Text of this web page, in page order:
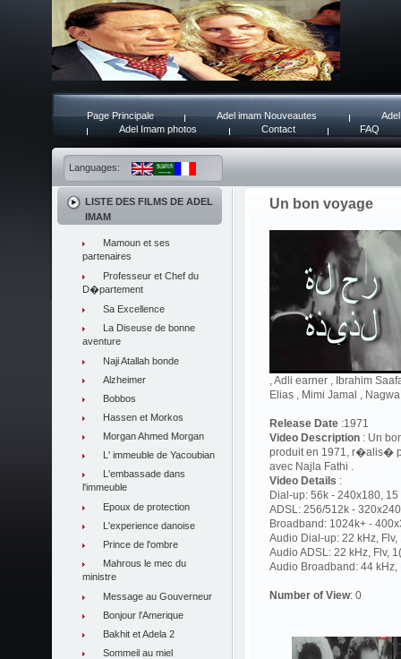
Page Principale Adel imam Nouveautes
Adel Imam photos
Contact FAQ
Languages:
LISTE DES FILMS DE ADEL
IMAM
Mamoun et ses
partenaires
Professeur et Chef du
D�partement
Sa Excellence
La Diseuse de bonne
aventure
Naji Atallah bonde
Alzheimer
Bobbos
Hassen et Morkos
Morgan Ahmed Morgan
L' immeuble de Yacoubian
L'embassade dans
l'immeuble
Epoux de protection
L'experience danoise
Prince de l'ombre
Mahrous le mec du
ministre
Message au Gouverneur
Bonjour l'Amerique
Bakhit et Adela 2
Sommeil au miel
Un bon voyage
, Adli earner , Ibrahim
Elias , Mimi Jamal ,
Release Date :1971
Video Description : Un
produit en 1971, r�alis�
avec Najla Fathi .
Video Details :
Dial-up: 56k - 240x180,
ADSL: 256/512k -
Broadband: 1024k+ -
Audio Dial-up: 22 kHz,
Audio ADSL: 22 kHz, Flv,
Audio Broadband: 44 kHz,
Number of View: 0